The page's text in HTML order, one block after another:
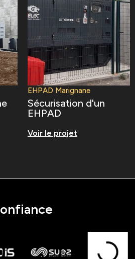
EHPAD Marignane
Sécurisation d'un
EHPAD
Voir le projet